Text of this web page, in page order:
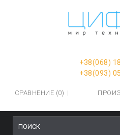
+38(068)
+38(093)
СРАВНЕНИЕ (0)